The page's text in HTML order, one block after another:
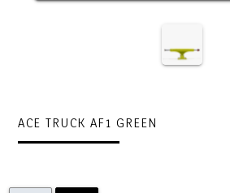
ACE TRUCK AF1 GREEN